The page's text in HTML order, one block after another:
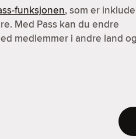
funksjonen, som er
Med Pass kan du endre
medlemmer i andre land og